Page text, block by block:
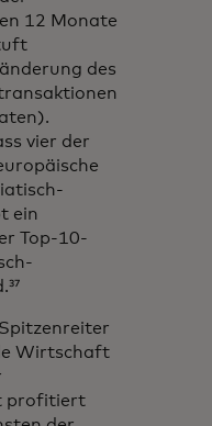
12 Monate
des
vier der
ein
Top-10-
Wirtschaft
profitiert